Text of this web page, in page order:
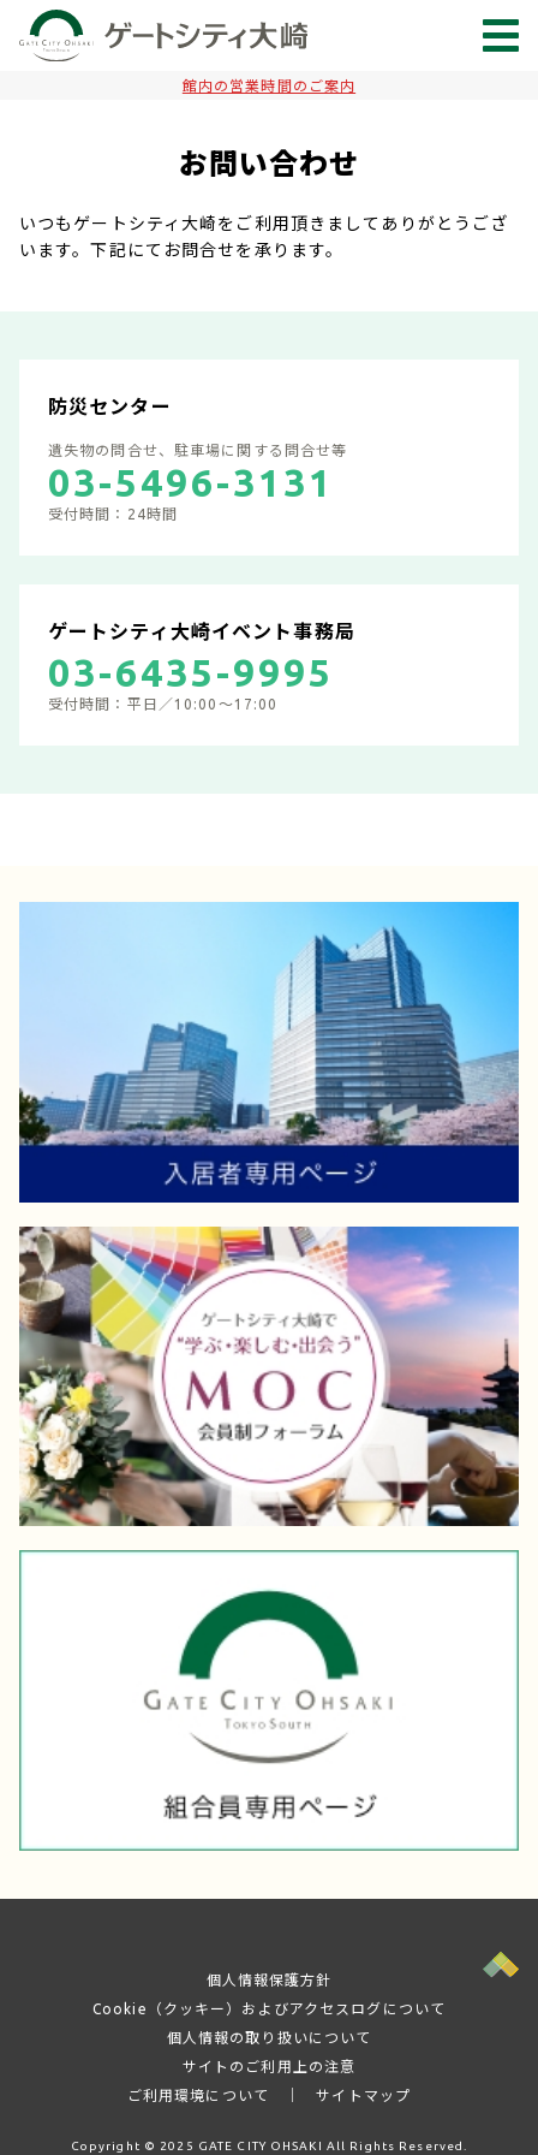
館内の営業時間のご案内
お問い合わせ
いつもゲートシティ大崎をご利用頂きましてありがとうござ
います。下記にてお問合せを承ります。
防災センター
遺失物の問合せ、駐車場に関する問合せ等
03-5496-3131
受付時間：24時間
ゲートシティ大崎イベント事務局
03-6435-9995
受付時間：平日／10:00～17:00
個人情報保護方針
Cookie（クッキー）およびアクセスログについて
個人情報の取り扱いについて
サイトのご利用上の注意
ご利用環境について
│サイトマップ
Copyright © 2025 GATE CITY OHSAKI All Rights Reserved.